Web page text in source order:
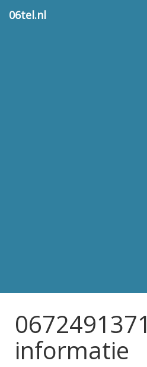
06tel.nl
0672491371
informatie